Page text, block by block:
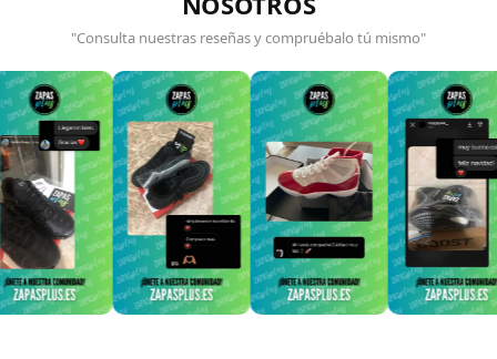
"Consulta nuestras reseñas y compruébalo tú mismo"